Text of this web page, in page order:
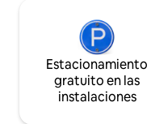
Estacionamiento
gratuito en las
instalaciones